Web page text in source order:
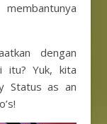
dengan
itu? Yuk, kita
Status as an